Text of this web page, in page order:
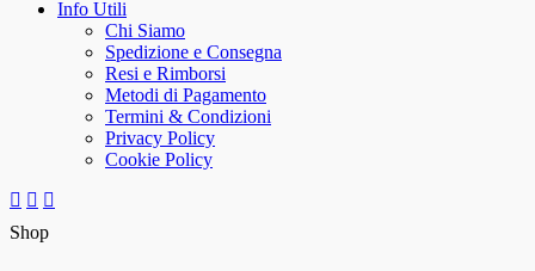
Info Utili
Chi Siamo
Spedizione e Consegna
Resi e Rimborsi
Metodi di Pagamento
Termini & Condizioni
Privacy Policy
Cookie Policy
Shop